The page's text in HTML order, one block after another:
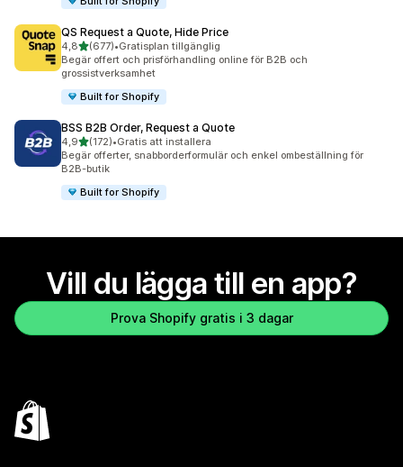
QS Request a Quote, Hide Price
4,8av 5 stjärnor
(677)
677 recensioner totalt
•Gratisplan tillgänglig
Begär offert och prisförhandling online för B2B och
grossistverksamhet
Built for Shopify
BSS B2B Order, Request a Quote
4,9av 5 stjärnor
(172)
172 recensioner totalt
•Gratis att installera
Begär offerter, snabborderformulär och enkel ombeställning för
B2B-butik
Built for Shopify
Vill du lägga till en app?
Prova Shopify gratis i 3 dagar